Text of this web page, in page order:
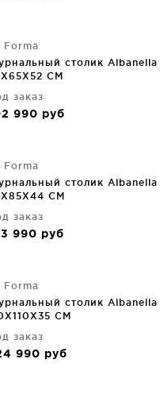
Forma
столик Albanella
CM
заказ
990 руб
Forma
столик Albanella
CM
заказ
990 руб
Forma
столик Albanella
CM
заказ
990 руб